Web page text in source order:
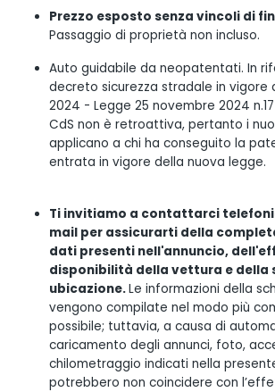
Prezzo esposto senza vincoli di
Passaggio di proprietà non incluso.
Auto guidabile da neopatentati. In
decreto sicurezza stradale in vigore
2024 - Legge 25 novembre 2024
CdS non è retroattiva, pertanto i
applicano a chi ha conseguito la
entrata in vigore della nuova legge.
Ti invitiamo a contattarci
mail per assicurarti della
dati presenti nell'annuncio,
disponibilità della vettura e della
ubicazione.Le informazioni della
vengono compilate nel modo più
possibile; tuttavia, a causa di
caricamento degli annunci, foto,
chilometraggio indicati nella
potrebbero non coincidere con